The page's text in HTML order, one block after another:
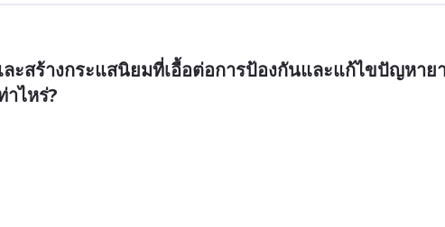
ะสร้างกระแสนิยมที่เอื้อต่อการป้องกันและแก้ไขปัญหาย
าไหร่?